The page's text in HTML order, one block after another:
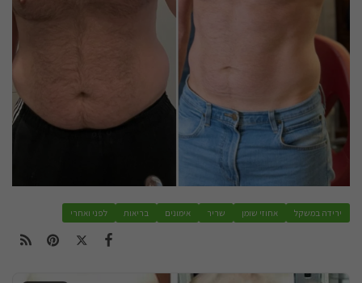
ירידה במשקל אחוזי שומן שריר אימונים בריאות לפני ואחרי